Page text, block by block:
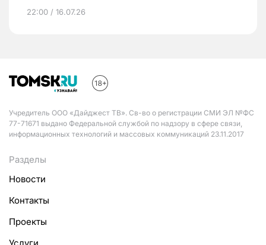
22:00 / 16.07.26
Учредитель ООО «Дайджест ТВ». Св-во о регистрации СМИ ЭЛ №ФС
77-71671 выдано Федеральной службой по надзору в сфере связи,
информационных технологий и массовых коммуникаций 23.11.2017
Разделы
Новости
Контакты
Проекты